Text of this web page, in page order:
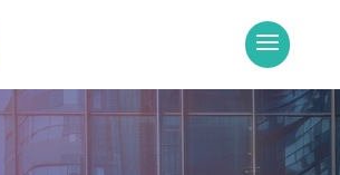
d’AtelierDigiWeb